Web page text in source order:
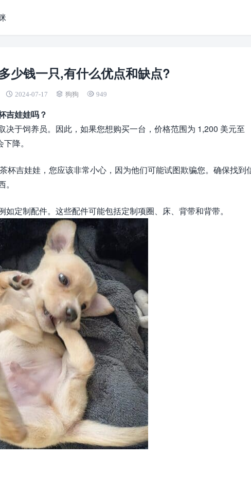
少钱一只,有什么优点和缺点?
2024-07-17 狗狗 949
吉娃娃吗？
于饲养员。因此，如果您想购买一台，价格范围为 1,200 美元至
降。
杯吉娃娃，您应该非常小心，因为他们可能试图欺骗您。确保找到
定制配件。这些配件可能包括定制项圈、床、背带和背带。